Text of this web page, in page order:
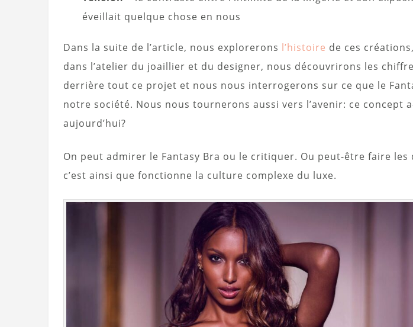
éveillait quelque chose en nous
Dans la suite de l’article, nous explorerons l’histoire de ces
dans l’atelier du joaillier et du designer, nous découvrirons les
derrière tout ce projet et nous nous interrogerons sur ce que le
notre société. Nous nous tournerons aussi vers l’avenir: ce concept
aujourd’hui?
On peut admirer le Fantasy Bra ou le critiquer. Ou peut-être faire
c’est ainsi que fonctionne la culture complexe du luxe.